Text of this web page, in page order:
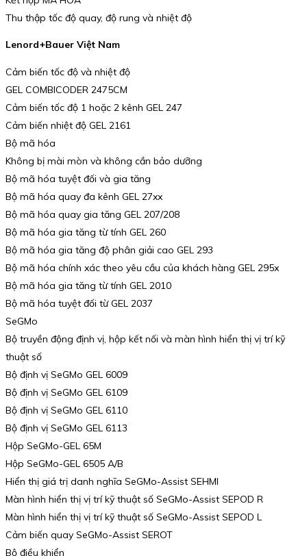
Thu thập tốc độ quay, độ rung và nhiệt độ
Lenord+Bauer Việt Nam
Cảm biến tốc độ và nhiệt độ
GEL COMBICODER 2475CM
Cảm biến tốc độ 1 hoặc 2 kênh GEL 247
Cảm biến nhiệt độ GEL 2161
Bộ mã hóa
Không bị mài mòn và không cần bảo dưỡng
Bộ mã hóa tuyệt đối và gia tăng
Bộ mã hóa quay đa kênh GEL 27xx
Bộ mã hóa quay gia tăng GEL 207/208
Bộ mã hóa gia tăng từ tính GEL 260
Bộ mã hóa gia tăng độ phân giải cao GEL 293
Bộ mã hóa chính xác theo yêu cầu của khách hàng GEL 295x
Bộ mã hóa gia tăng từ tính GEL 2010
Bộ mã hóa tuyệt đối từ GEL 2037
SeGMo
Bộ truyền động định vị, hộp kết nối và màn hình hiển thị vị trí kỹ
thuật số
Bộ định vị SeGMo GEL 6009
Bộ định vị SeGMo GEL 6109
Bộ định vị SeGMo GEL 6110
Bộ định vị SeGMo GEL 6113
Hộp SeGMo-GEL 65M
Hộp SeGMo-GEL 6505 A/B
Hiển thị giá trị danh nghĩa SeGMo-Assist SEHMI
Màn hình hiển thị vị trí kỹ thuật số SeGMo-Assist SEPOD R
Màn hình hiển thị vị trí kỹ thuật số SeGMo-Assist SEPOD L
Cảm biến quay SeGMo-Assist SEROT
Bộ điều khiển